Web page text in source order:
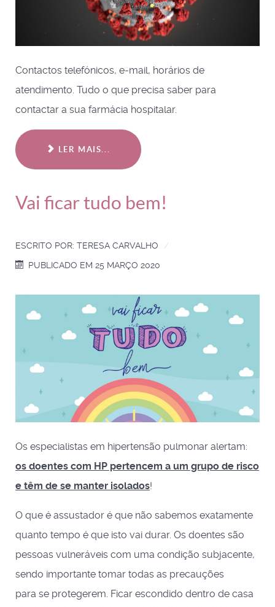
Contactos telefónicos, e-mail, horários de
atendimento. Tudo o que precisa saber para
contactar a sua farmácia hospitalar.
LER MAIS...
Vai ficar tudo bem!
ESCRITO POR: TERESA CARVALHO
PUBLICADO EM 25 MARÇO 2020
Os especialistas em hipertensão pulmonar alertam:
os doentes com HP pertencem a um grupo de risco
e têm de se manter isolados!
O que é assustador é que não sabemos exatamente
quanto tempo é que isto vai durar. Os doentes são
pessoas vulneráveis com uma condição subjacente,
sendo importante tomar todas as precauções
para se protegerem. Ficar escondido dentro de casa